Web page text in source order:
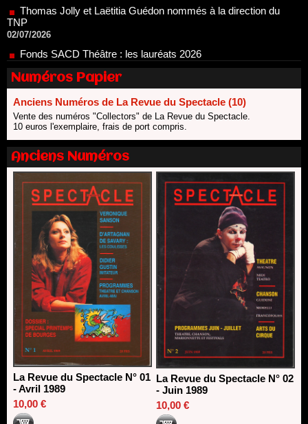
02/07/2026
Fonds SACD Théâtre : les lauréats 2026
23/06/2026
Dispositif ARTCENA Écrire pour le cirque, les lauréats 2026 !
20/06/2026
Le palmarès des prix SACD 2026
18/06/2026
Les 10 lauréats du Fonds Grandes Formes Théâtre 2026
SACD
Nomination de Nathalie Garraud et Olivier Saccomano à la
direction du Théâtre de Gennevilliers - CDN
13/06/2026
Dispositif SACD Auteurs d'espaces : les lauréats 2026
18/03/2026
Numéros Papier
Anciens Numéros de La Revue du Spectacle (10)
Vente des numéros "Collectors" de La Revue du Spectacle.
10 euros l'exemplaire, frais de port compris.
Anciens Numéros
La Revue du Spectacle N° 01
- Avril 1989
10,00 €
La Revue du Spectacle N° 02
- Juin 1989
10,00 €